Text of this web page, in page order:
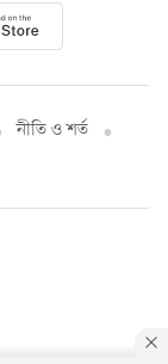
নীতি ও শর্ত